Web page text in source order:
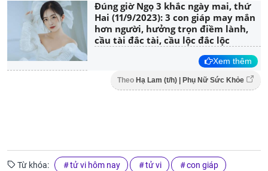
Đúng giờ Ngọ 3 khắc ngày mai, thứ
Hai (11/9/2023): 3 con giáp may mắn
hơn người, hưởng trọn điềm lành,
cầu tài đắc tài, cầu lộc đắc lộc
Xem thêm
Theo Hạ Lam (t/h) | Phụ Nữ Sức Khỏe
Từ khóa: tử vi hôm nay tử vi con giáp